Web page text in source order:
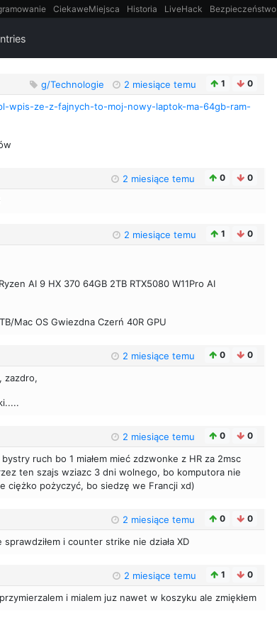
CiekaweMiejsca Historia LiveHack Bezpieczeństwo
g/Technologie 2 miesiące temu 1 0
ze-z-fajnych-to-moj-nowy-laptok-ma-64gb-ram-
2 miesiące temu 0 0
2 miesiące temu 1 0
AI 9 HX 370 64GB 2TB RTX5080 W11Pro AI
Mac OS Gwiezdna Czerń 40R GPU
2 miesiące temu 0 0
zazdro,
2 miesiące temu 0 0
ruch bo 1 miałem mieć zdzwonke z HR za 2msc
ten szajs wziazc 3 dni wolnego, bo komputora nie
ciężko pożyczyć, bo siedzę we Francji xd)
2 miesiące temu 0 0
i counter strike nie działa XD
2 miesiące temu 1 0
i mialem juz nawet w koszyku ale zmiękłem